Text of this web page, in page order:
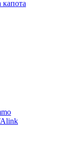
капота